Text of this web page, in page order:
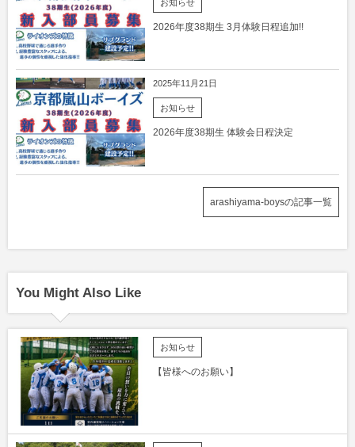
お知らせ
2026年度38期生 3月体験日程追加!!
2025年11月21日
お知らせ
2026年度38期生 体験会日程決定
arashiyama-boysの記事一覧
You Might Also Like
お知らせ
【皆様へのお願い】